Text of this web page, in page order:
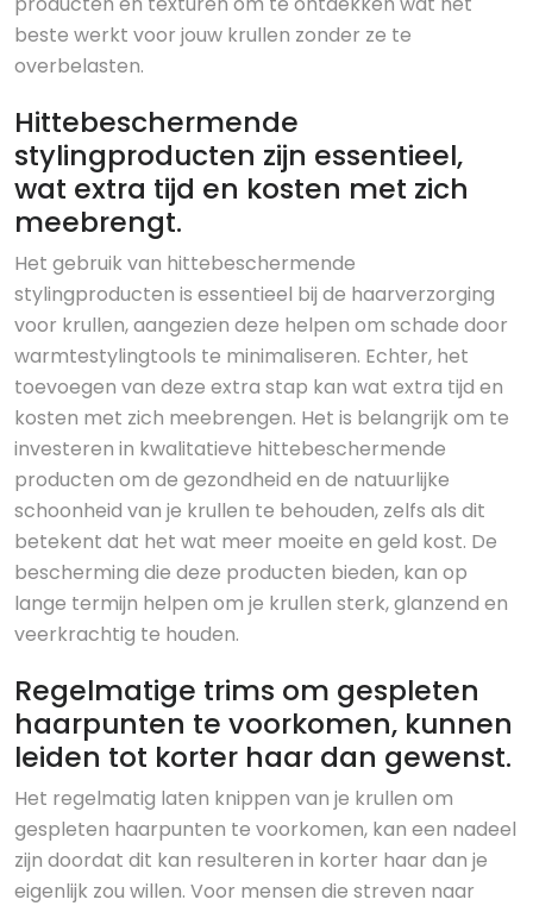
beste werkt voor jouw krullen zonder ze te
overbelasten.
Hittebeschermende
stylingproducten zijn essentieel,
wat extra tijd en kosten met zich
meebrengt.
Het gebruik van hittebeschermende
stylingproducten is essentieel bij de haarverzorging
voor krullen, aangezien deze helpen om schade door
warmtestylingtools te minimaliseren. Echter, het
toevoegen van deze extra stap kan wat extra tijd en
kosten met zich meebrengen. Het is belangrijk om te
investeren in kwalitatieve hittebeschermende
producten om de gezondheid en de natuurlijke
schoonheid van je krullen te behouden, zelfs als dit
betekent dat het wat meer moeite en geld kost. De
bescherming die deze producten bieden, kan op
lange termijn helpen om je krullen sterk, glanzend en
veerkrachtig te houden.
Regelmatige trims om gespleten
haarpunten te voorkomen, kunnen
leiden tot korter haar dan gewenst.
Het regelmatig laten knippen van je krullen om
gespleten haarpunten te voorkomen, kan een nadeel
zijn doordat dit kan resulteren in korter haar dan je
eigenlijk zou willen. Voor mensen die streven naar